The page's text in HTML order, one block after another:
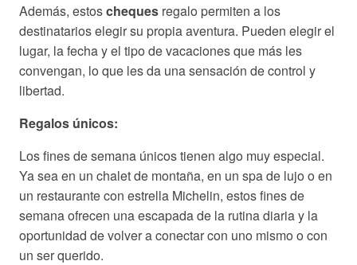
Además, estoscheques regalo permiten a los
destinatarios elegir su propia aventura. Pueden elegir el
lugar, la fecha y el tipo de vacaciones que más les
convengan, lo que les da una sensación de control y
libertad.
Regalos únicos:
Los fines de semana únicos tienen algo muy especial.
Ya sea en un chalet de montaña, en un spa de lujo o en
un restaurante con estrella Michelin, estos fines de
semana ofrecen una escapada de la rutina diaria y la
oportunidad de volver a conectar con uno mismo o con
un ser querido.